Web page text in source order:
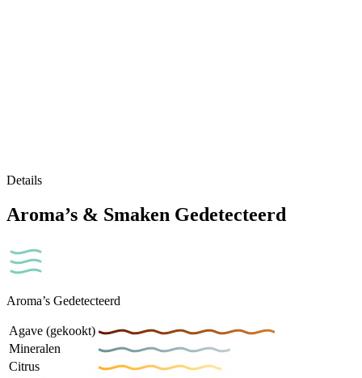
Details
Aroma’s & Smaken Gedetecteerd
Aroma’s Gedetecteerd
Agave (gekookt)
Mineralen
Citrus